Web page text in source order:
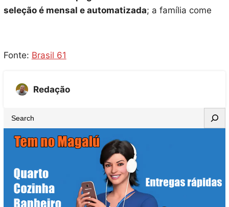
seleção é mensal e automatizada; a família come
Fonte: Brasil 61
Redação
e